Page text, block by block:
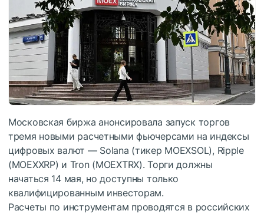
Московская биржа анонсировала запуск торгов
тремя новыми расчетными фьючерсами на индексы
цифровых валют — Solana (тикер MOEXSOL), Ripple
(MOEXXRP) и Tron (MOEXTRX). Торги должны
начаться 14 мая, но доступны только
квалифицированным инвесторам.
Расчеты по инструментам проводятся в российских